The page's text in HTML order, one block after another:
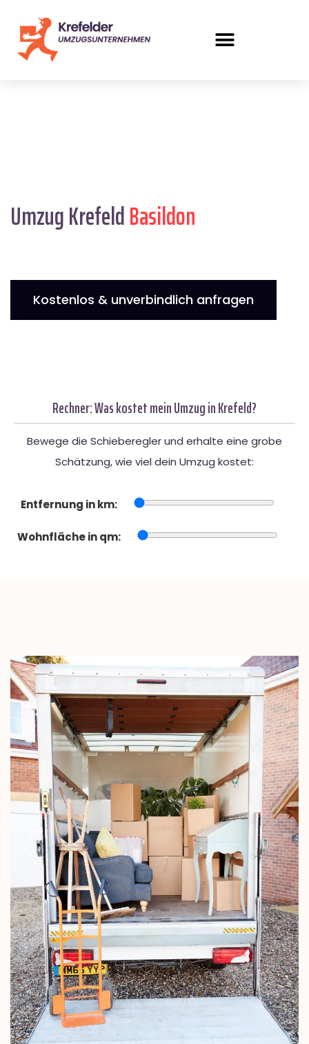
Umzug KrefeldBasildon
Kostenlos & unverbindlich anfragen
Rechner: Was kostet mein Umzug in Krefeld?
Bewege die Schieberegler und erhalte eine grobe
Schätzung, wie viel dein Umzug kostet:
Entfernung in km:
Wohnfläche in qm: